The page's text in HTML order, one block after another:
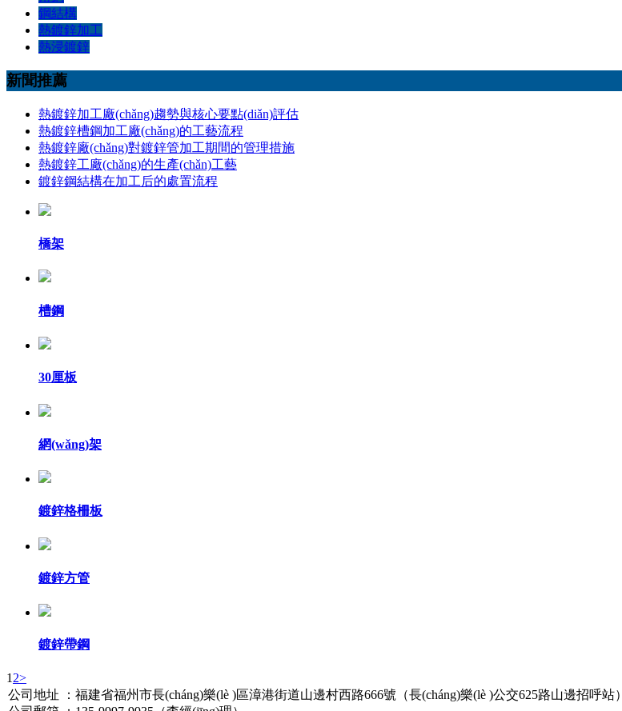
鋼結構
熱鍍鋅加工
熱浸鍍鋅
新聞推薦
熱鍍鋅加工廠(chǎng)趨勢與核心要點(diǎn)評估
熱鍍鋅槽鋼加工廠(chǎng)的工藝流程
熱鍍鋅廠(chǎng)對鍍鋅管加工期間的管理措施
熱鍍鋅工廠(chǎng)的生產(chǎn)工藝
鍍鋅鋼結構在加工后的處置流程
橋架
槽鋼
30厘板
網(wǎng)架
鍍鋅格柵板
鍍鋅方管
鍍鋅帶鋼
1 2>
公司地址 ：福建省福州市長(cháng)樂(lè )區漳港街道山邊村西路666號（長(cháng)樂(lè )公交625路山邊招呼站）